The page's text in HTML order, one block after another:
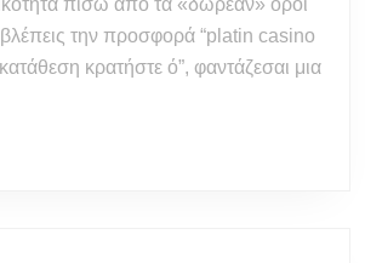
κρατήστε
ό:
Η
την προσφορά “platin casino
κρατήστε ό”, φαντάζεσαι μια